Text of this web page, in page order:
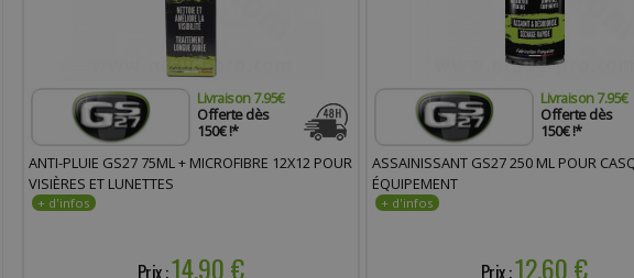
Livraison 7.95€
Offerte dès
150€ !*
ANTI-PLUIE GS27 75ML + MICROFIBRE 12X12 POUR
VISIÈRES ET LUNETTES
Prix :14.90 €
Livraison 7.95€
Offerte dès
150€ !*
ASSAINISSANT GS27 250 ML POUR
ÉQUIPEMENT
Prix :12.60 €